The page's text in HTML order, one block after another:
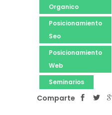
Organico
Posicionamiento
Seo
Posicionamiento
Web
Seminarios
Comparte